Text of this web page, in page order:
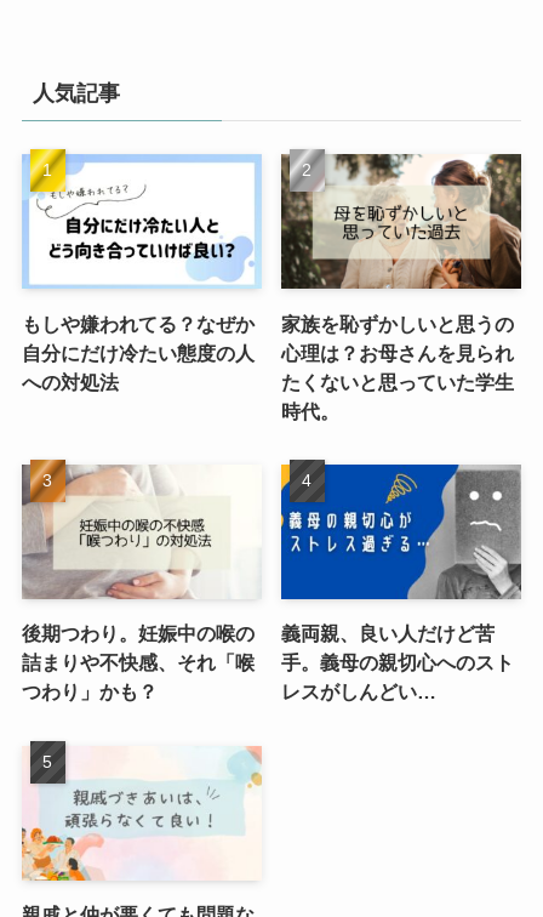
人気記事
もしや嫌われてる？なぜか
自分にだけ冷たい態度の人
への対処法
家族を恥ずかしいと思うの
心理は？お母さんを見られ
たくないと思っていた学生
時代。
後期つわり。妊娠中の喉の
詰まりや不快感、それ「喉
つわり」かも？
義両親、良い人だけど苦
手。義母の親切心へのスト
レスがしんどい…